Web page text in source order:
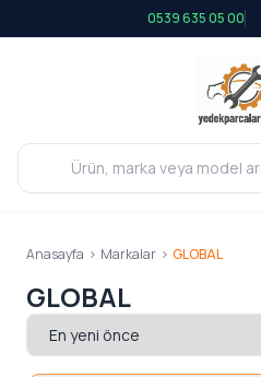
0539 635 05 00
Anasayfa > Markalar > GLOBAL
GLOBAL